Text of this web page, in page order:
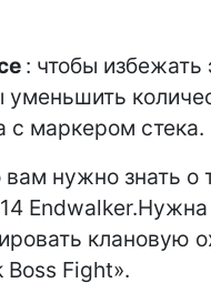
: чтобы
уменьшить
с маркером стека.
вам нужно знать
клановую
Boss Fight».